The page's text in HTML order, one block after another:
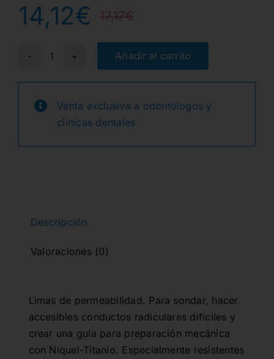
17,17€El
precio
original
era:
17,17€.
14,12€
El
precio
actual
es:
14,12€.
LIMAS
C
10
ART.068/368
6uds.
Añadir al carrito
Venta exclusiva a odontólogos y
clínicas dentales
Descripción
Valoraciones (0)
Limas de permeabilidad. Para sondar, hacer
accesibles conductos radiculares difíciles y
crear una guía para preparación mecánica
con Niquel-Titanio. Especialmente resistentes